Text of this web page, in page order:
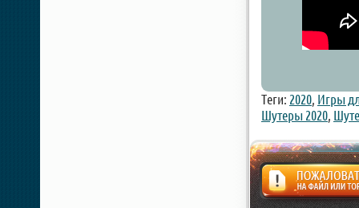
Теги: 2020, Игры
Шутеры 2020,